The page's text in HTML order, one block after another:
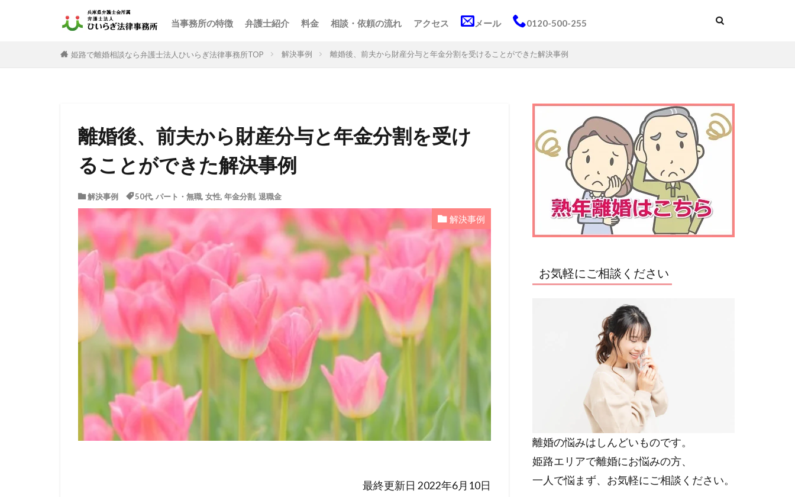
当事務所の特徴 弁護士紹介 料金 相談・依頼の流れ アクセス メール 0120-500-255
姫路で離婚相談なら弁護士法人ひいらぎ法律事務所TOP 解決事例 離婚後、前夫から財産分与と年金分割を受けることができた解決事例
離婚後、前夫から財産分与と年金分割を受け
ることができた解決事例
解決事例 50代, パート・無職, 女性, 年金分割, 退職金
解決事例
最終更新日 2022年6月10日
お気軽にご相談ください
離婚の悩みはしんどいものです。
姫路エリアで離婚にお悩みの方、
一人で悩まず、お気軽にご相談ください。